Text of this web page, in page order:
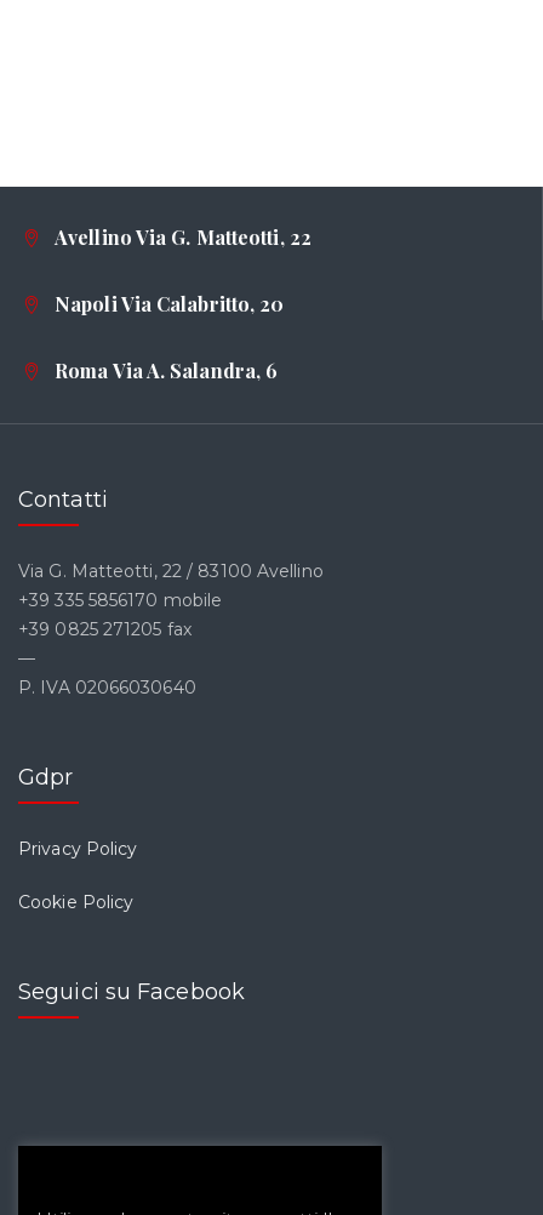
Avellino Via G. Matteotti, 22
Napoli Via Calabritto, 20
Roma Via A. Salandra, 6
Contatti
Via G. Matteotti, 22 / 83100 Avellino
+39 335 5856170 mobile
+39 0825 271205 fax
—
P. IVA 02066030640
Gdpr
Privacy Policy
Cookie Policy
Seguici su Facebook